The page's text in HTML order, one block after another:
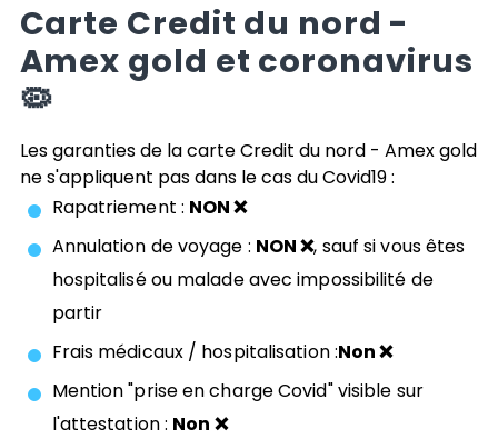
Carte Credit du nord -
Amex gold et coronavirus
🦠
Les garanties de la carteCredit du nord - Amex gold
ne s'appliquent pas dans le cas du Covid19 :
Rapatriement : NON ❌
Annulation de voyage : NON ❌, sauf si vous êtes
hospitalisé ou malade avec impossibilité de
partir
Frais médicaux / hospitalisation :Non ❌
Mention "prise en charge Covid" visible sur
l'attestation : Non ❌